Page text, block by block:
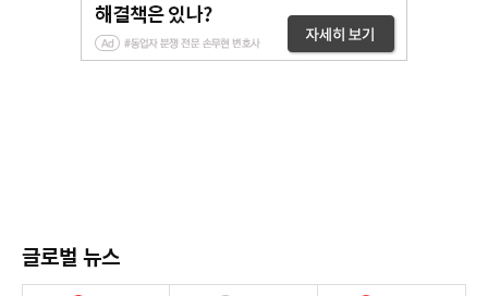
글로벌 뉴스